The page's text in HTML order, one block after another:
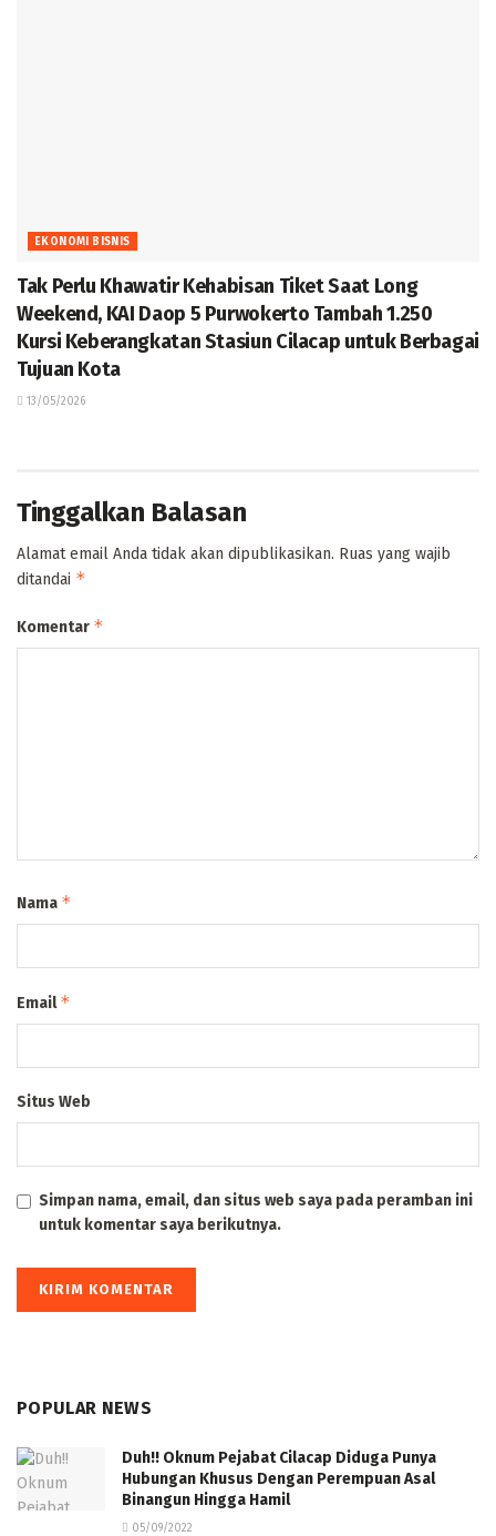
EKONOMI BISNIS
Tak Perlu Khawatir Kehabisan Tiket Saat Long
Weekend, KAI Daop 5 Purwokerto Tambah 1.250
Kursi Keberangkatan Stasiun Cilacap untuk Berbagai
Tujuan Kota
13/05/2026
Tinggalkan Balasan
Alamat email Anda tidak akan dipublikasikan. Ruas yang wajib
ditandai *
Komentar *
Nama *
Email*
Situs Web
Simpan nama, email, dan situs web saya pada peramban ini
untuk komentar saya berikutnya.
POPULAR NEWS
Duh!! Oknum Pejabat Cilacap Diduga Punya
Hubungan Khusus Dengan Perempuan Asal
Binangun Hingga Hamil
05/09/2022